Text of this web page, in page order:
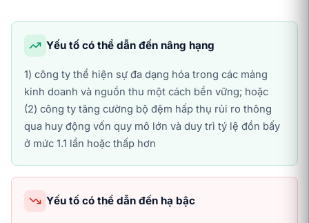
Yếu tố có thể dẫn đến nâng hạng
1) công ty thể hiện sự đa dạng hóa trong các mảng
kinh doanh và nguồn thu một cách bền vững; hoặc
(2) công ty tăng cường bộ đệm hấp thụ rủi ro thông
qua huy động vốn quy mô lớn và duy trì tý lệ đồn bấy
ở mức 1.1 lần hoặc thấp hơn
Yếu tố có thể dẫn đến hạ bậc